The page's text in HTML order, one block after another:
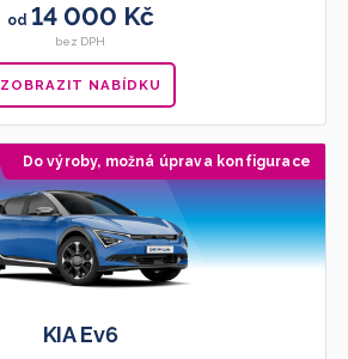
od 14 000 Kč
bez DPH
ZOBRAZIT NABÍDKU
Do výroby, možná úprava konfigurace
KIA Ev6